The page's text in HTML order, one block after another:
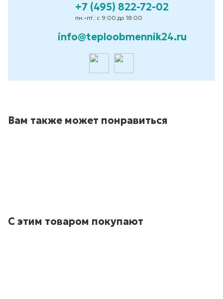
+7 (495) 822-72-02
пн.–пт.: с 9:00 до 18:00
info@teploobmennik24.ru
Вам также может понравиться
С этим товаром покупают